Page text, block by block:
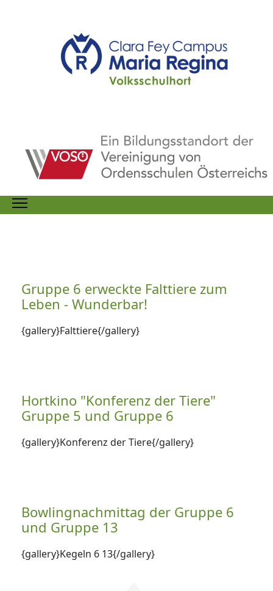
Gruppe 6 erweckte Falttiere zum
Leben - Wunderbar!
{gallery}Falttiere{/gallery}
Hortkino "Konferenz der Tiere"
Gruppe 5 und Gruppe 6
{gallery}Konferenz der Tiere{/gallery}
Bowlingnachmittag der Gruppe 6
und Gruppe 13
{gallery}Kegeln 6 13{/gallery}